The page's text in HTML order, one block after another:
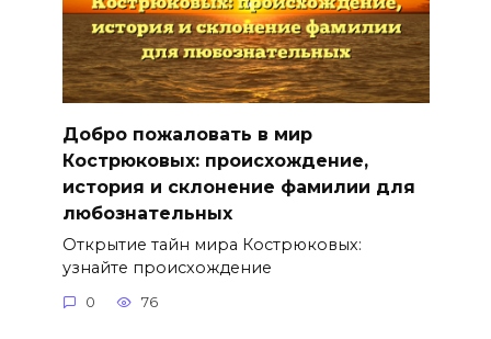
Добро пожаловать в мир
Кострюковых: происхождение,
история и склонение фамилии для
любознательных
Открытие тайн мира Кострюковых:
узнайте происхождение
0 76